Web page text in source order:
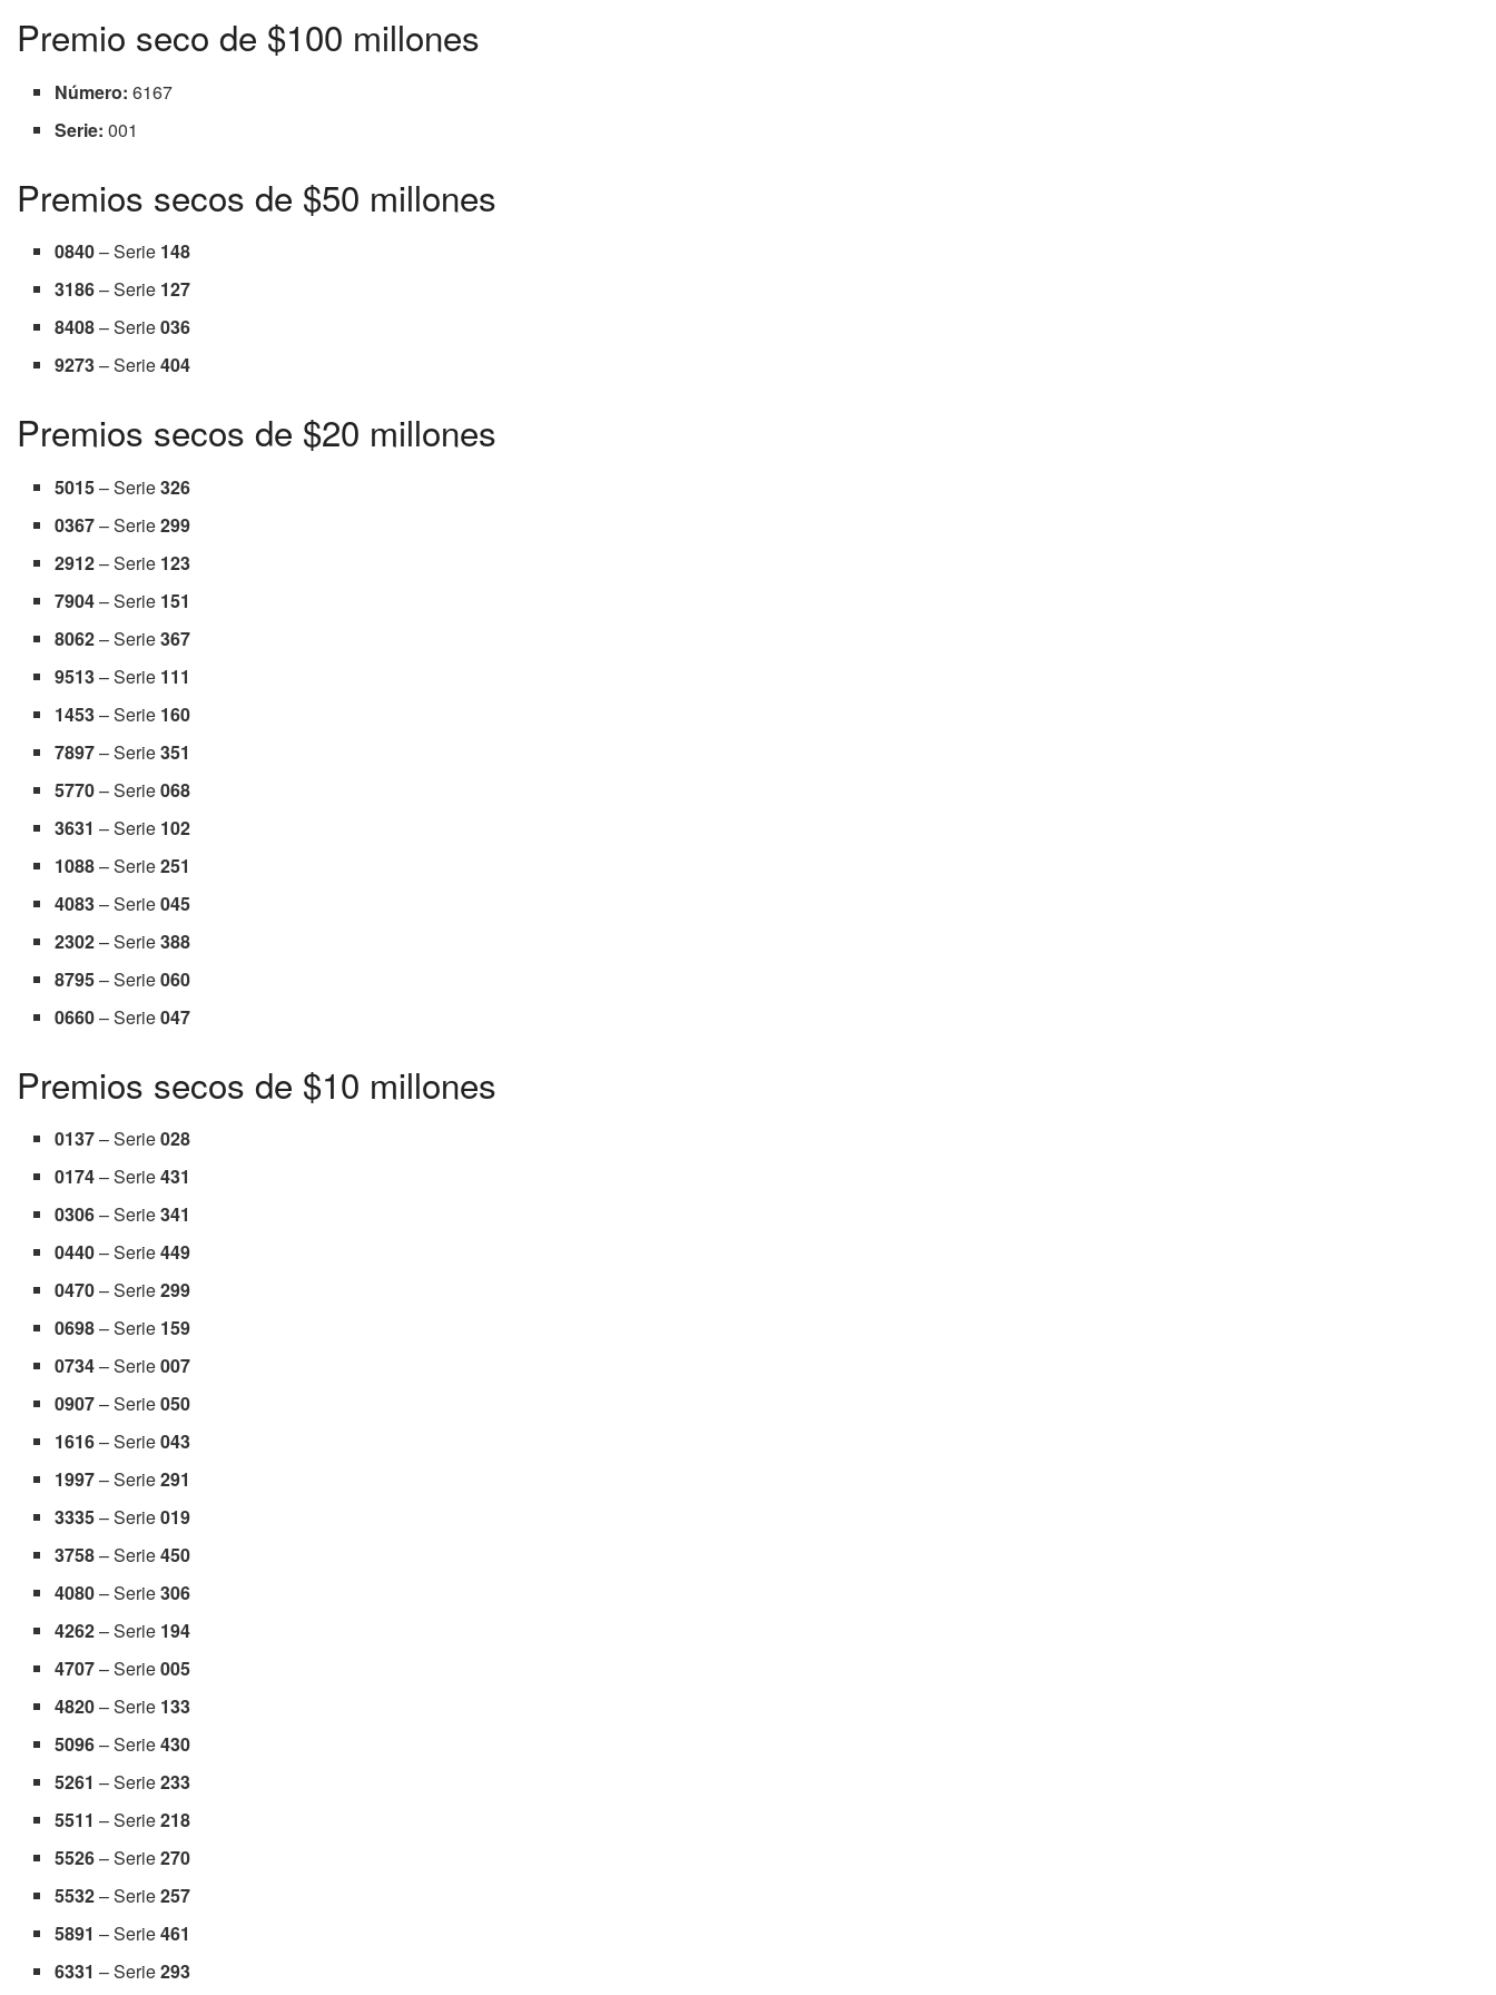
Premio seco de $100 millones
Número: 6167
Serie: 001
Premios secos de $50 millones
0840– Serie 148
3186– Serie 127
8408– Serie036
9273– Serie404
Premios secos de $20 millones
5015– Serie326
0367– Serie299
2912– Serie 123
7904– Serie 151
8062– Serie367
9513– Serie 111
1453– Serie 160
7897– Serie351
5770– Serie068
3631 – Serie 102
1088– Serie251
4083– Serie045
2302– Serie388
8795– Serie060
0660– Serie047
Premios secos de $10 millones
0137– Serie028
0174– Serie431
0306– Serie341
0440– Serie449
0470– Serie299
0698– Serie 159
0734– Serie007
0907– Serie050
1616– Serie043
1997– Serie291
3335– Serie019
3758– Serie450
4080– Serie306
4262– Serie 194
4707– Serie005
4820– Serie 133
5096– Serie430
5261 – Serie233
5511 – Serie218
5526– Serie270
5532– Serie257
5891 – Serie461
6331 – Serie293